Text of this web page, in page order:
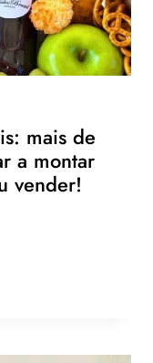
mais de
a montar
vender!